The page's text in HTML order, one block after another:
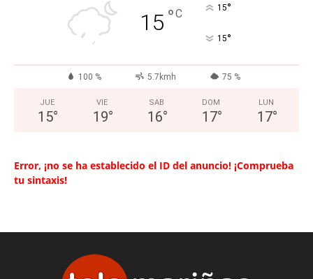
15 °C 15°
15°
100 % 5.7kmh 75 %
JUE
15°
VIE
19°
SAB
16°
DOM
17°
LUN
17°
Error, ¡no se ha establecido el ID del anuncio! ¡Comprueba
tu sintaxis!